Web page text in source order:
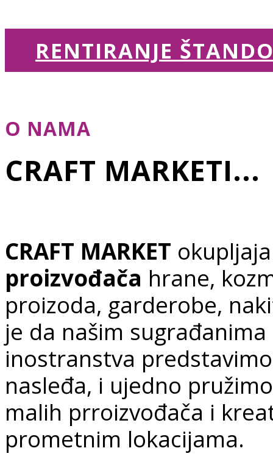
RENTIRANJE
O NAMA
CRAFT MARKETI...
CRAFT MARKET
proizvođača hrane,
proizoda, garderobe,
je da našim
inostranstva
nasleđa, i ujedno
malih prroizvođača i
prometnim lokacijama.